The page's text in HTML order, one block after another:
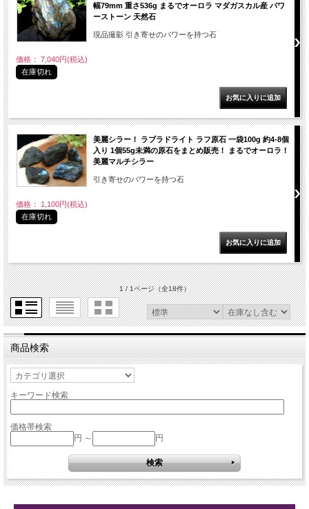
幅79mm 重さ536g まるでオーロラ マダガスカル産 パワ
ーストーン 天然石
現品撮影 引き寄せのパワーを持つ石
価格： 7,040円(税込)
在庫切れ
美麗シラー！ ラブラドライト ラフ原石 一袋100g 約4-8個
入り 1個55g未満の原石をまとめ販売！ まるでオーロラ！
美麗マルチシラー
引き寄せのパワーを持つ石
価格： 1,100円(税込)
在庫切れ
1 / 1ページ（全18件）
商品検索
キーワード検索
価格帯検索
円 ～
円